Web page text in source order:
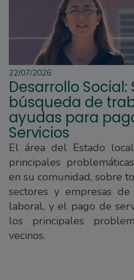
22/07/2026
Desarrollo
búsqueda de
ayudas para
Servicios
El área del Estado
principales
en su comunidad, sobre
sectores y empresas
laboral, y el pago de
los principales
vecinos.